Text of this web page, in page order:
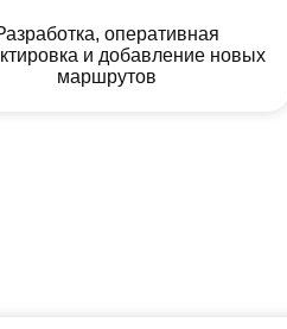
оперативная
и добавление новых
маршрутов